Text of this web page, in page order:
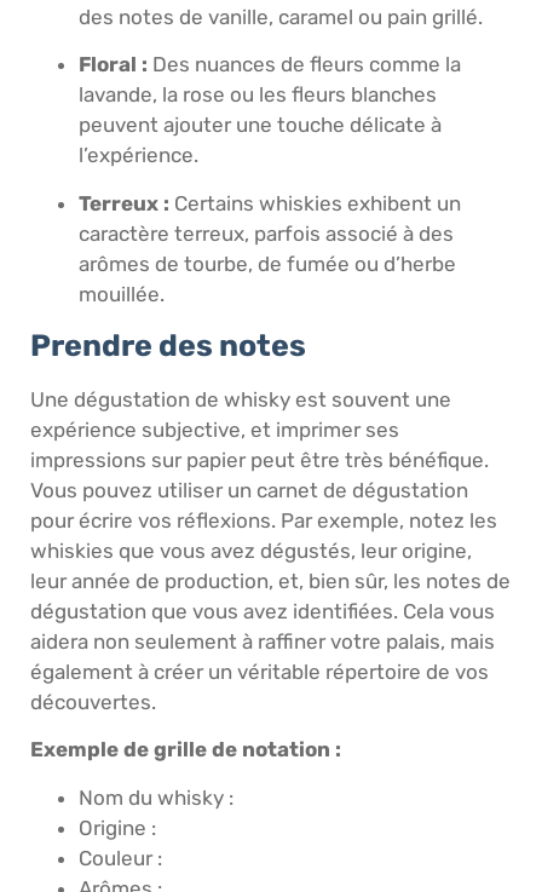
des notes de vanille, caramel ou pain grillé.
Floral : Des nuances de fleurs comme la
lavande, la rose ou les fleurs blanches
peuvent ajouter une touche délicate à
l’expérience.
Terreux : Certains whiskies exhibent un
caractère terreux, parfois associé à des
arômes de tourbe, de fumée ou d’herbe
mouillée.
Prendre des notes
Une dégustation de whisky est souvent une
expérience subjective, et imprimer ses
impressions sur papier peut être très bénéfique.
Vous pouvez utiliser un carnet de dégustation
pour écrire vos réflexions. Par exemple, notez les
whiskies que vous avez dégustés, leur origine,
leur année de production, et, bien sûr, les notes de
dégustation que vous avez identifiées. Cela vous
aidera non seulement à raffiner votre palais, mais
également à créer un véritable répertoire de vos
découvertes.
Exemple de grille de notation :
Nom du whisky :
Origine :
Couleur :